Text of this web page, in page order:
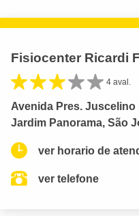
Fisiocenter Ricardi
4 aval.
Avenida Pres.
Jardim Panorama, São
ver horario de
ver telefone